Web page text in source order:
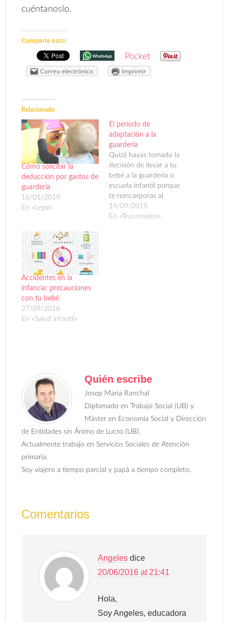
cuéntanoslo.
Comparte esto:
Pocket
Correo electrónico Imprimir
Relacionado
Cómo solicitar la
deducción por gastos de
guardería
16/01/2019
En «Legal»
El período de
adaptación a la
guardería
Quizá hayas tomado la
decisión de llevar a tu
bebé a la guardería o
escuela infantil porque
te reincorporas al
trabajo y no tienes con
quién dejar a tu hijo o
14/09/2015
En «Truconsejos»
Accidentes en la
infancia: precauciones
con tu bebé
27/09/2016
En «Salud infantil»
Quién escribe
Josep Maria Ranchal
Diplomado en Trabajo Social (UB) y
Máster en Economía Social y Dirección
de Entidades sin Ánimo de Lucro (UB).
Actualmente trabajo en Servicios Sociales de Atención
primaria.
Soy viajero a tiempo parcial y papá a tiempo completo.
Comentarios
Angeles dice
20/06/2016 at 21:41
Hola,
Soy Angeles, educadora